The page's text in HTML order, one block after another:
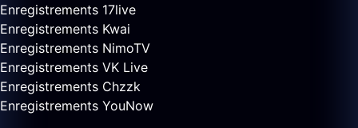
Enregistrements 17live
Enregistrements Kwai
Enregistrements NimoTV
Enregistrements VK Live
Enregistrements Chzzk
Enregistrements YouNow